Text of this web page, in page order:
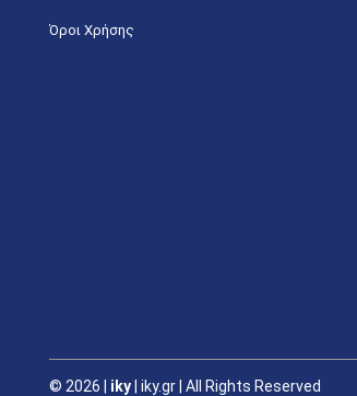
Όροι Χρήσης
© 2026 | iky| iky.gr | All Rights Reserved